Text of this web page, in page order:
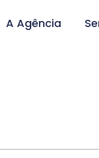
A Agência